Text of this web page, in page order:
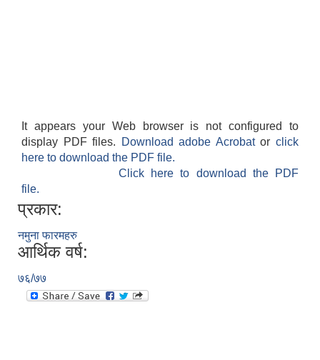
It appears your Web browser is not configured to
display PDF files.
Download adobe Acrobatorclick
here to download the PDF file.
Click here to download the PDF
file.
प्रकार:
नमुना फारमहरु
आर्थिक वर्ष:
७६/७७